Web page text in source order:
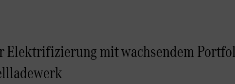
Elektrifizierung mit wachsendem